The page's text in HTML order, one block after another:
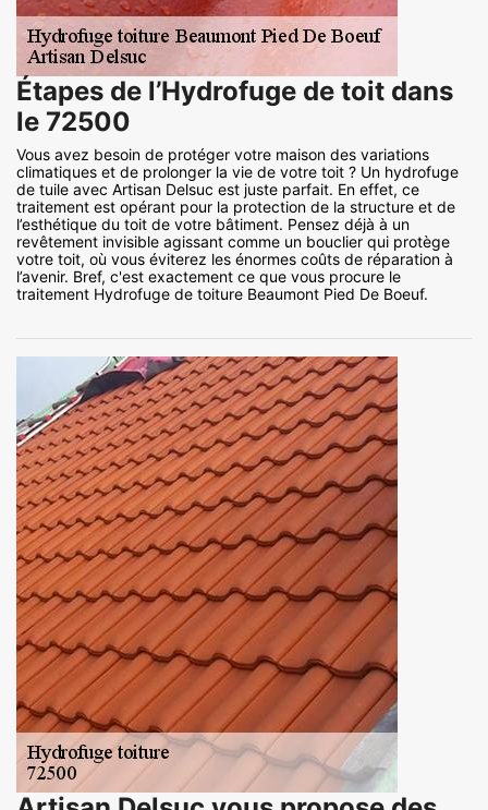
Étapes de l’Hydrofuge de toit dans
le 72500
Vous avez besoin de protéger votre maison des variations
climatiques et de prolonger la vie de votre toit ? Un hydrofuge
de tuile avec Artisan Delsuc est juste parfait. En effet, ce
traitement est opérant pour la protection de la structure et de
l’esthétique du toit de votre bâtiment. Pensez déjà à un
revêtement invisible agissant comme un bouclier qui protège
votre toit, où vous éviterez les énormes coûts de réparation à
l’avenir. Bref, c'est exactement ce que vous procure le
traitement Hydrofuge de toiture Beaumont Pied De Boeuf.